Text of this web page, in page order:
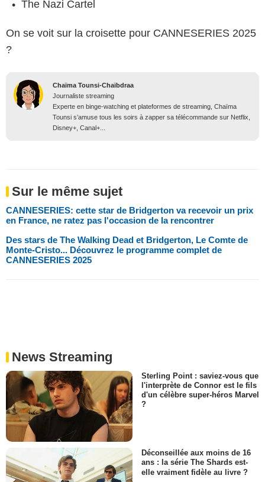
The Nazi Cartel
On se voit sur la croisette pour CANNESERIES 2025
?
Chaïma Tounsi-Chaïbdraa
Journaliste streaming
Experte en binge-watching et plateformes de streaming, Chaïma
Tounsi s’amuse tous les soirs à zapper sa télécommande sur Netflix,
Disney+, Canal+...
Sur le même sujet
CANNESERIES: cette star de Bridgerton va recevoir un prix
en France, ne ratez pas l'occasion de la rencontrer
Des stars de The Walking Dead et Bridgerton, Le Comte de
Monte-Cristo... Découvrez le programme complet de
CANNESERIES 2025
News Streaming
Sterling Point : saviez-vous que
l'interprète de Connor est le fils
d'un célèbre super-héros Marvel
?
Déconseillée aux moins de 16
ans : la série The Shards est-
elle vraiment fidèle au livre ?